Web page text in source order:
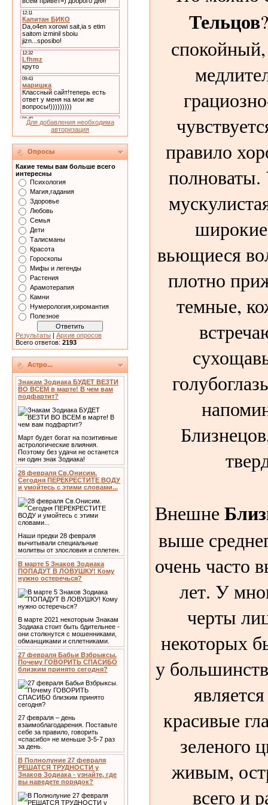
Для добавления необходима
авторизация
Опросы
Какие темы вам больше всего
интересны
Психология
Магия,гадания
Здоровье
Любовь
Семья
Дети
Талисманы
Красота
Гороскопы
Мифы и легенды
Растения
Арамотерапия
Камни
Нумерология,хиромантия
Полезное
Результаты | Архив опросов
Всего ответов: 2193
Астро...
Знакам Зодиака БУДЕТ ВЕЗТИ
ВО ВСЕМ в марте! В чем вам
подфартит?
Март будет богат на позитивные
астрологические влияния.
Поэтому без удачи не останется
ни один знак Зодиака!
28 февраля Св.Онисим.
Сегодня ПЕРЕКРЕСТИТЕ ВОДУ
и умойтесь с этими словами...
Наши предки 28 февраля
вычитывали специальные
молитвы от злословия и сплетен.
В марте 5 Знаков Зодиака
ПОПАДУТ В ЛОВУШКУ! Кому
нужно остеречься?
В марте 2021 некоторым Знакам
Зодиака стоит быть бдительнее -
они столкнутся с мошенниками,
обманщиками и сплетниками.
27 февраля Бабьи Взбрыксы.
Почему ГОВОРИТЬ СПАСИБО
близким принято сегодня?
27 февраля – день
взаимоблагодарения. Поставьте
себе за правило, говорить
«спасибо» не меньше 3-5-7 раз
за день.
В Полнолуние 27 февраля
РЕШАТСЯ ТРУДНОСТИ у
Знаков Зодиака - узнайте, где
вы наведете порядок?
Тельцов
правило
вьющиеся
плотно
темные,
Внешне
выше
очень часто
лет. У
черты
некоторых
у
красивые
зеленого
живым,
всего и